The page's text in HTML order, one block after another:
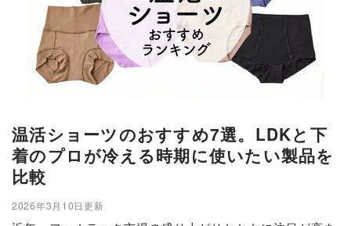
温活ショーツのおすすめ7選。LDKと下
着のプロが冷える時期に使いたい製品を
比較
2026年3月10日更新